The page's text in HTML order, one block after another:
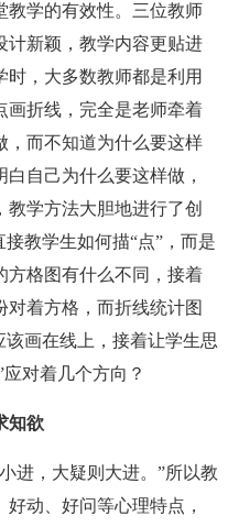
教学的有效性。三位教师
计新颖，教学内容更贴进
，大多数教师都是利用
画折线，完全是老师牵着
，而不知道为什么要这样
自己为什么要这样做，
学方法大胆地进行了创
教学生如何描“点”，而是
方格图有什么不同，接着
着方格，而折线统计图
该画在线上，接着让学生思
对着几个方向？
知欲
进，大疑则大进。”所以教
动、好问等心理特点，